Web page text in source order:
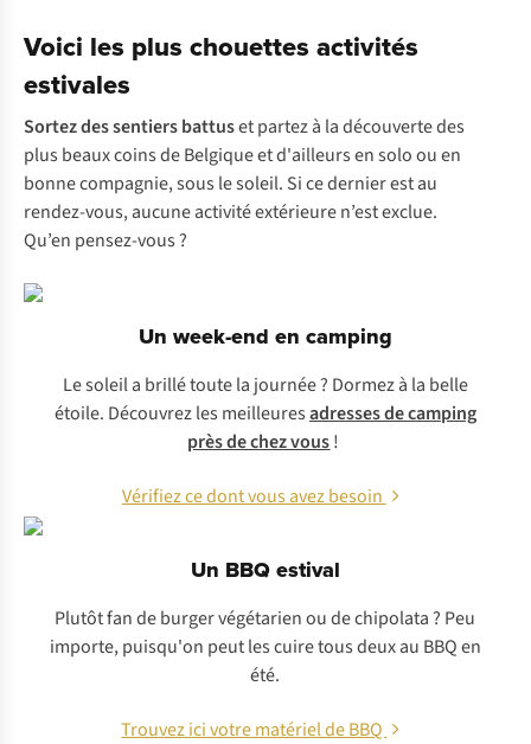
Voici les plus chouettes activités
estivales
Sortez des sentiers battuset partez à la découverte des
plus beaux coins de Belgique et d'ailleurs en solo ou en
bonne compagnie, sous le soleil. Si ce dernier est au
rendez-vous, aucune activité extérieure n’est exclue.
Qu’en pensez-vous ?
Un week-end en camping
Le soleil a brillé toute la journée ? Dormez à la belle
étoile. Découvrez les meilleuresadresses de camping
près de chez vous!
Vérifiez ce dont vous avez besoin
Un BBQ estival
Plutôt fan de burger végétarien ou de chipolata ? Peu
importe, puisqu'on peut les cuire tous deux au BBQ en
été.
Trouvez ici votre matériel de BBQ